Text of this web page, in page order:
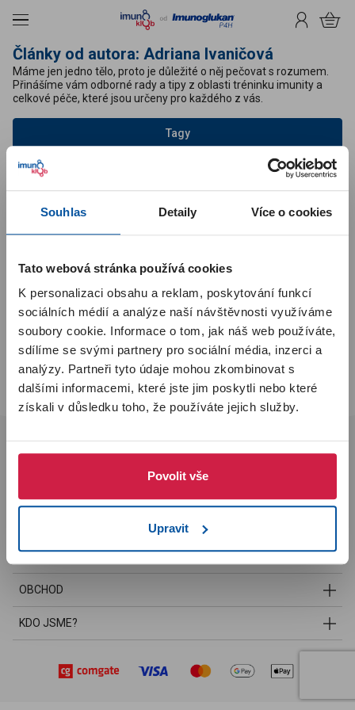
Souhlas Detaily Více o cookies
Tato webová stránka používá cookies
K personalizaci obsahu a reklam, poskytování funkcí
sociálních médií a analýze naší návštěvnosti využíváme
soubory cookie. Informace o tom, jak náš web používáte,
sdílíme se svými partnery pro sociální média, inzerci a
analýzy. Partneři tyto údaje mohou zkombinovat s
dalšími informacemi, které jste jim poskytli nebo které
získali v důsledku toho, že používáte jejich služby.
Povolit vše
Upravit
na obsah
Menu PřihlášeníKošík
Články od autora: Adriana Ivaničová
Máme jen jedno tělo, proto je důležité o něj pečovat s rozumem.
Přinášíme vám odborné rady a tipy z oblasti tréninku imunity a
celkové péče, které jsou určeny pro každého z vás.
Tagy
Žádný blogový článek nesplňuje požadavky vašeho filtru.
Sledujte nás:
youtubeinstagram
facebook
OBCHOD
KDO JSME?
Souhlasím sezpracováním osobních údajů
v souvislosti se
zasíláním newsletteru.*
PŘIHLÁSIT SE
Upozornění pro zákazníky
Milí zákazníci, spustili jsme pro vásnový Imunoklub. Kódy z
krabiček už není potřeba zadávat – body za nákup se vám
automaticky připíší po zaplacení objednávky. Body ze starého
Imunoklubu se do nového nepřenášejí a začínají se sbírat od
začátku. Po registraci nebo po prvním přihlášení začínáte na
. Pokud jste byli v předchozím Imunoklubu
členem, automaticky jsme vás zařadili do úrovněGOLD. Více
informací najdetev sekci Imunoklub.